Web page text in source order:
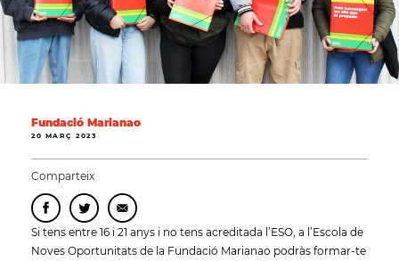
Fundació Marianao
20 MARÇ 2023
Comparteix
Si tens entre 16 i 21 anys i no tens acreditada l’ESO, a l’Escola de
Noves Oportunitats de la Fundació Marianao podràs formar-te